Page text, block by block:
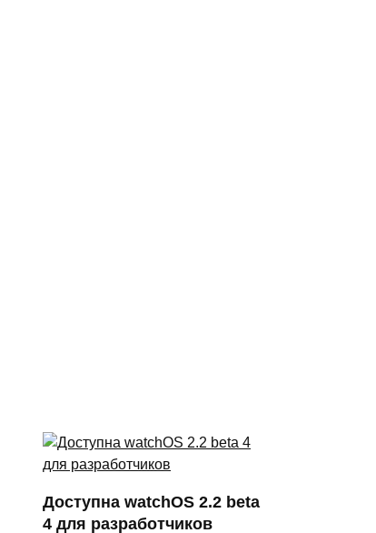
Доступна watchOS 2.2 beta
4 для разработчиков